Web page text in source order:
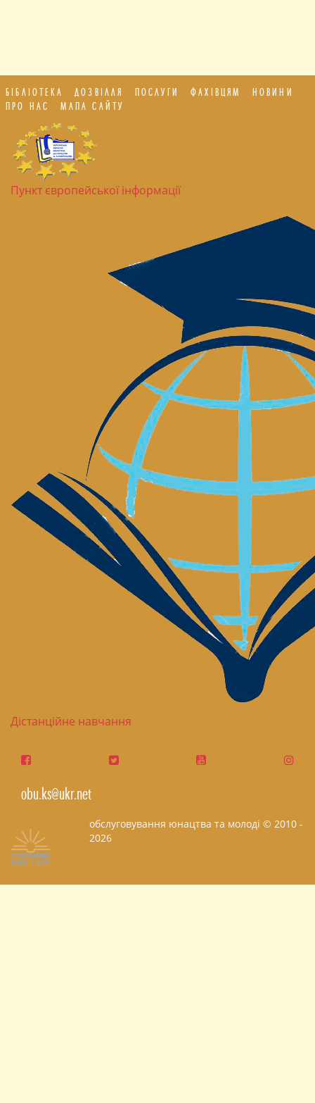
БІБЛІОТЕКА ДОЗВІЛЛЯ ПОСЛУГИ ФАХІВЦЯМ
НОВИНИ
ПРО НАС
МАПА САЙТУ
Пункт європейської інформації
Дістанційне навчання
obu.ks@ukr.net
обслуговування юнацтва та молоді © 2010 -
2026